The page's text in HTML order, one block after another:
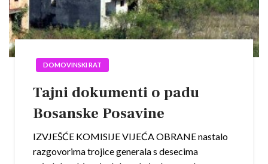
DOMOVINSKI RAT
Tajni dokumenti o padu
Bosanske Posavine
IZVJEŠĆE KOMISIJE VIJEĆA OBRANE nastalo
razgovorima trojice generala s desecima